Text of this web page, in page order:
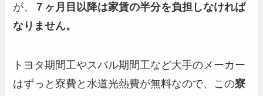
が、
７ヶ月目以降は家賃の半分を負担しなければ
なりません。
トヨタ期間工やスバル期間工など大手のメーカー
はずっと寮費と水道光熱費が無料なので、この寮